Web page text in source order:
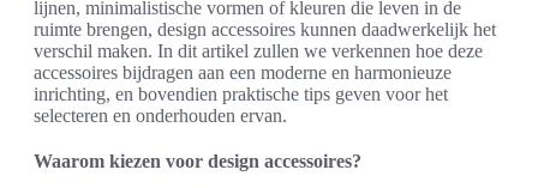
lijnen, minimalistische vormen of kleuren die leven in de
ruimte brengen, design accessoires kunnen daadwerkelijk het
verschil maken. In dit artikel zullen we verkennen hoe deze
accessoires bijdragen aan een moderne en harmonieuze
inrichting, en bovendien praktische tips geven voor het
selecteren en onderhouden ervan.
Waarom kiezen voor design accessoires?